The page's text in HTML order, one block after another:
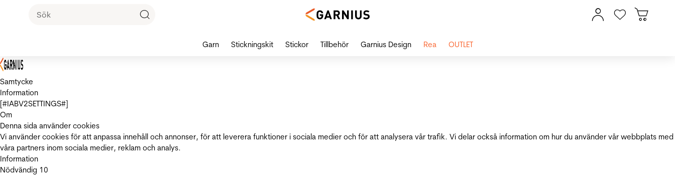
Samtycke
Information
[#IABV2SETTINGS#]
Om
Denna sida använder cookies
Vi använder cookies för att anpassa innehåll och annonser, för att leverera funktioner i sociala medier och för att analysera vår trafik. Vi delar också information om hur du använder vår webbplats med
våra partners inom sociala medier, reklam och analys.
Information
Nödvändig 10
Garn Stickningskit Stickor Tillbehör Garnius Design Rea OUTLET